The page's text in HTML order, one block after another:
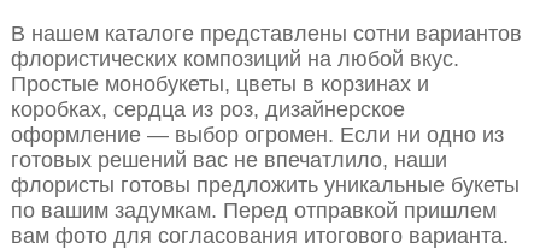
В нашем каталоге представлены сотни вариантов
флористических композиций на любой вкус.
Простые монобукеты, цветы в корзинах и
коробках, сердца из роз, дизайнерское
оформление — выбор огромен. Если ни одно из
готовых решений вас не впечатлило, наши
флористы готовы предложить уникальные букеты
по вашим задумкам. Перед отправкой пришлем
вам фото для согласования итогового варианта.